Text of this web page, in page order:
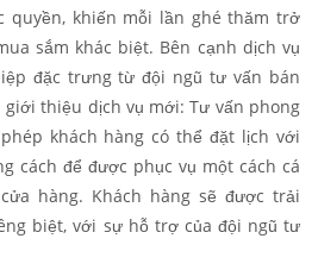
quyền, khiến mỗi lần ghé thăm trở
sắm khác biệt. Bên cạnh dịch vụ
đặc trưng từ đội ngũ tư vấn bán
giới thiệu dịch vụ mới: Tư vấn phong
khách hàng có thể đặt lịch với
cách để được phục vụ một cách cá
hàng. Khách hàng sẽ được trải
biệt, với sự hỗ trợ của đội ngũ tư